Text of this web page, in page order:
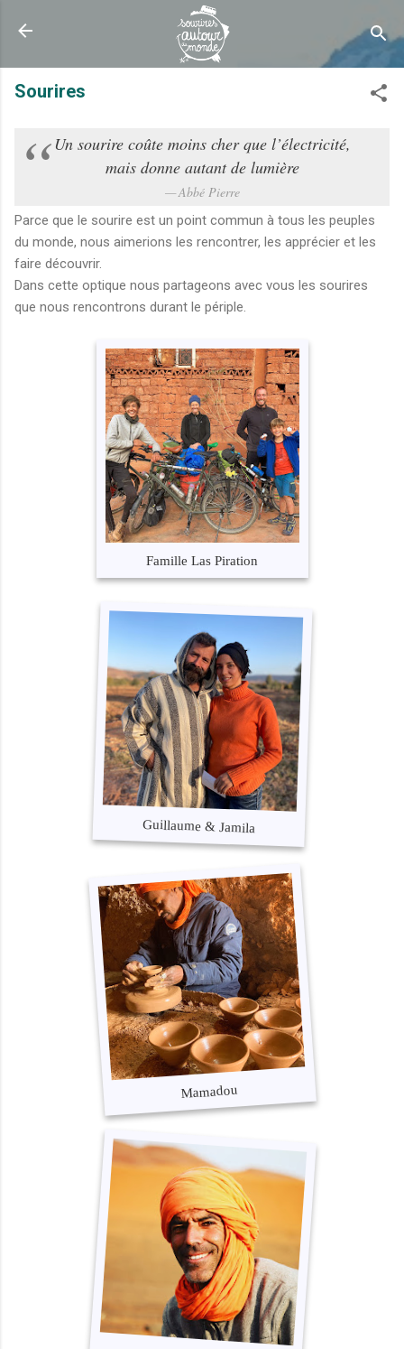
Accéder au contenu principal
Sourires
Un sourire coûte moins cher que l’électricité,
mais donne autant de lumière
Abbé Pierre
Parce que le sourire est un point commun à tous les peuples
du monde, nous aimerions les rencontrer, les apprécier et les
faire découvrir.
Dans cette optique nous partageons avec vous les sourires
que nous rencontrons durant le périple.